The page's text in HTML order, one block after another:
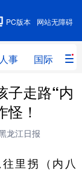
网站无障碍
PC版本
人事 国际 财
人事
教育
文化
子走路“内
！
龙江日报
里拐（内八